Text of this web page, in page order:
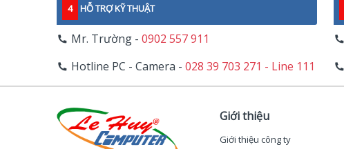
4 HỖ TRỢ KỸ THUẬT
Mr. Trường - 0902 557 911
Hotline PC - Camera - 028 39 703 271 - Line 111
Giới thiệu
Giới thiệu công ty